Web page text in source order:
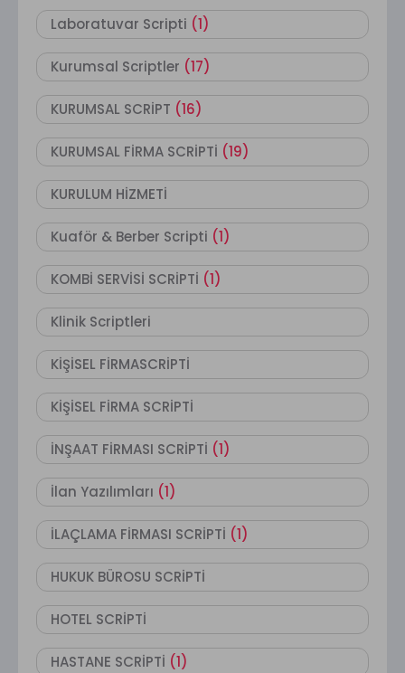
Laboratuvar Scripti (1)
Kurumsal Scriptler (17)
KURUMSAL SCRİPT (16)
KURUMSAL FİRMA SCRİPTİ (19)
KURULUM HİZMETİ
Kuaför & Berber Scripti (1)
KOMBİ SERVİSİ SCRİPTİ (1)
Klinik Scriptleri
KİŞİSEL FİRMASCRİPTİ
KİŞİSEL FİRMA SCRİPTİ
İNŞAAT FİRMASI SCRİPTİ (1)
İlan Yazılımları (1)
İLAÇLAMA FİRMASI SCRİPTİ (1)
HUKUK BÜROSU SCRİPTİ
HOTEL SCRİPTİ
HASTANE SCRİPTİ (1)